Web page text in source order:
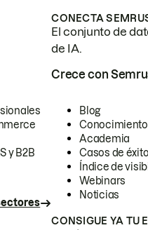
CONECTA
El conjunto de
de IA.
y B2B
Crece con
Blog
Conocimiento
Academia
Casos de éxito
Índice de
Webinars
Noticias
CONSIGUE YA TU